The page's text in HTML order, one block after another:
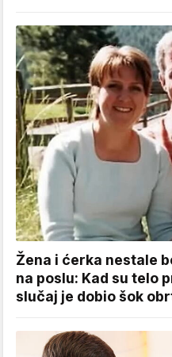
Žena i ćerka nestale
na poslu: Kad su telo
slučaj je dobio šok